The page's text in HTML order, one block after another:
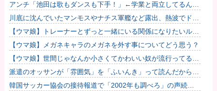
アンチ「池田は歌もダンスも下手！」←学業と両立してるんだ
からレッスンに参加出来なくて当たり前だろ？？？
川底に沈んでいたマンモスやナチス軍艦など露出、熱波でドナ
ウ川が歴史的渇水！
【ウマ娘】トレーナーとずっと一緒にいる関係になりたいルラ
ちって可愛くない？
【ウマ娘】メガネキャラのメガネを外す事についてどう思う？
【ウマ娘】世間じゃなんか小さくてかわいい奴が流行ってるら
しいな？
派遣のオッサンが「雰囲気」を「ふいんき」って読んだから蹴
り飛ばしたわ...仕事舐めんな
韓国サッカー協会の接待報道で「2002年も調べろ」の声続出